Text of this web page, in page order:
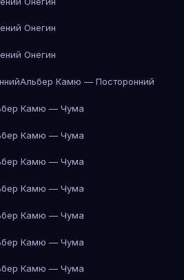
Онегин
Онегин
Альбер Камю — Посторонний
Камю — Чума
Камю — Чума
Камю — Чума
Камю — Чума
Камю — Чума
Камю — Чума
Камю — Чума